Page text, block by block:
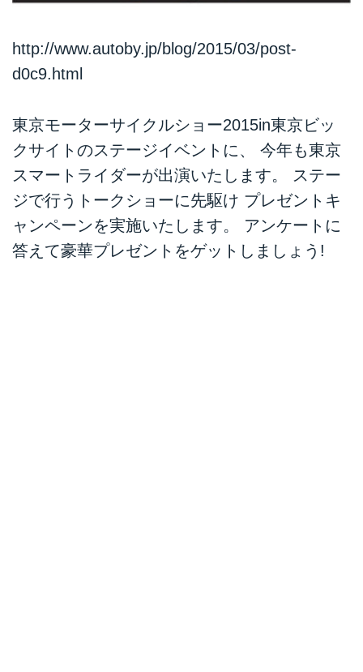
http://www.autoby.jp/blog/2015/03/post-
d0c9.html
東京モーターサイクルショー2015in東京ビッ
クサイトのステージイベントに、 今年も東京
スマートライダーが出演いたします。 ステー
ジで行うトークショーに先駆け プレゼントキ
ャンペーンを実施いたします。 アンケートに
答えて豪華プレゼントをゲットしましょう!